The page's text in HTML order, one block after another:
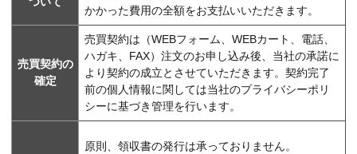
かかった費用の全額をお支払いいただきます。
売買契約の
確定
売買契約は（WEBフォーム、WEBカート、電話、
ハガキ、FAX）注文のお申し込み後、当社の承諾に
より契約の成立とさせていただきます。契約完了
前の個人情報に関しては当社のプライバシーポリ
シーに基づき管理を行います。
原則、領収書の発行は承っておりません。